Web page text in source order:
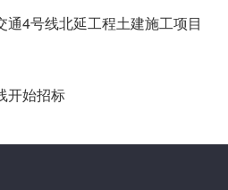
通4号线北延工程土建施工项目
开始招标